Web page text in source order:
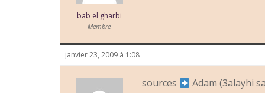
bab el gharbi
Membre
janvier 23, 2009 à 1:08
sources Adam (3alayhi